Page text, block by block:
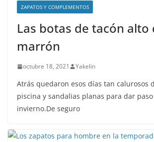
ZAPATOS Y COMPLEMENTOS
Las botas de tacón alto
marrón
octubre 18, 2021 Yakelin
Atrás quedaron esos días tan calurosos
piscina y sandalias planas para dar
invierno.De seguro